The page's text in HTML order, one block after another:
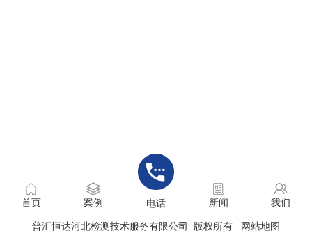
首页 案例 电话 新闻 我们
普汇恒达河北检测技术服务有限公司 版权所有 网站地图